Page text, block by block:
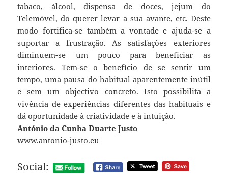
tabaco, álcool, dispensa de doces, jejum do
Telemóvel, do querer levar a sua avante, etc. Deste
modo fortifica-se também a vontade e ajuda-se a
suportar a frustração. As satisfações exteriores
diminuem-se um pouco para beneficiar as
interiores. Tem-se o benefício de se sentir um
tempo, uma pausa do habitual aparentemente inútil
e sem um objectivo concreto. Isto possibilita a
vivência de experiências diferentes das habituais e
dá oportunidade à criatividade e à intuição.
António da Cunha Duarte Justo
www.antonio-justo.eu
Social: